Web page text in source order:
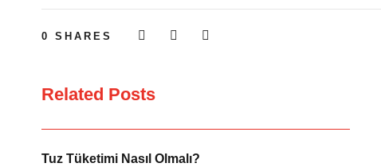
0 SHARES
Related Posts
Tuz Tüketimi Nasıl Olmalı?